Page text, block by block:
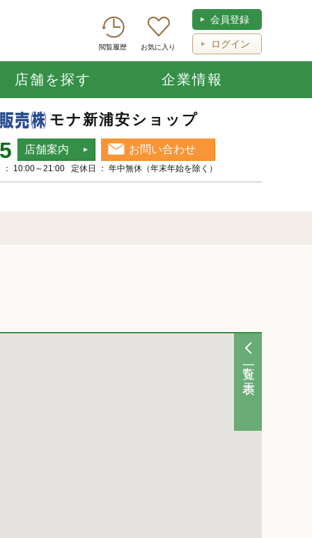
閲覧履歴 お気に入り
会員登録
ログイン
店舗を探す 企業情報
モナ新浦安ショップ
店舗案内 お問い合わせ
10:00～21:00 定休日 ： 年中無休（年末年始を除く）
一覧を表示